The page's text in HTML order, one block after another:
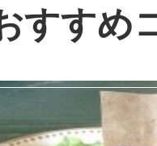
12月2日（火
みかみ電器
ハヤトさん
すすめ